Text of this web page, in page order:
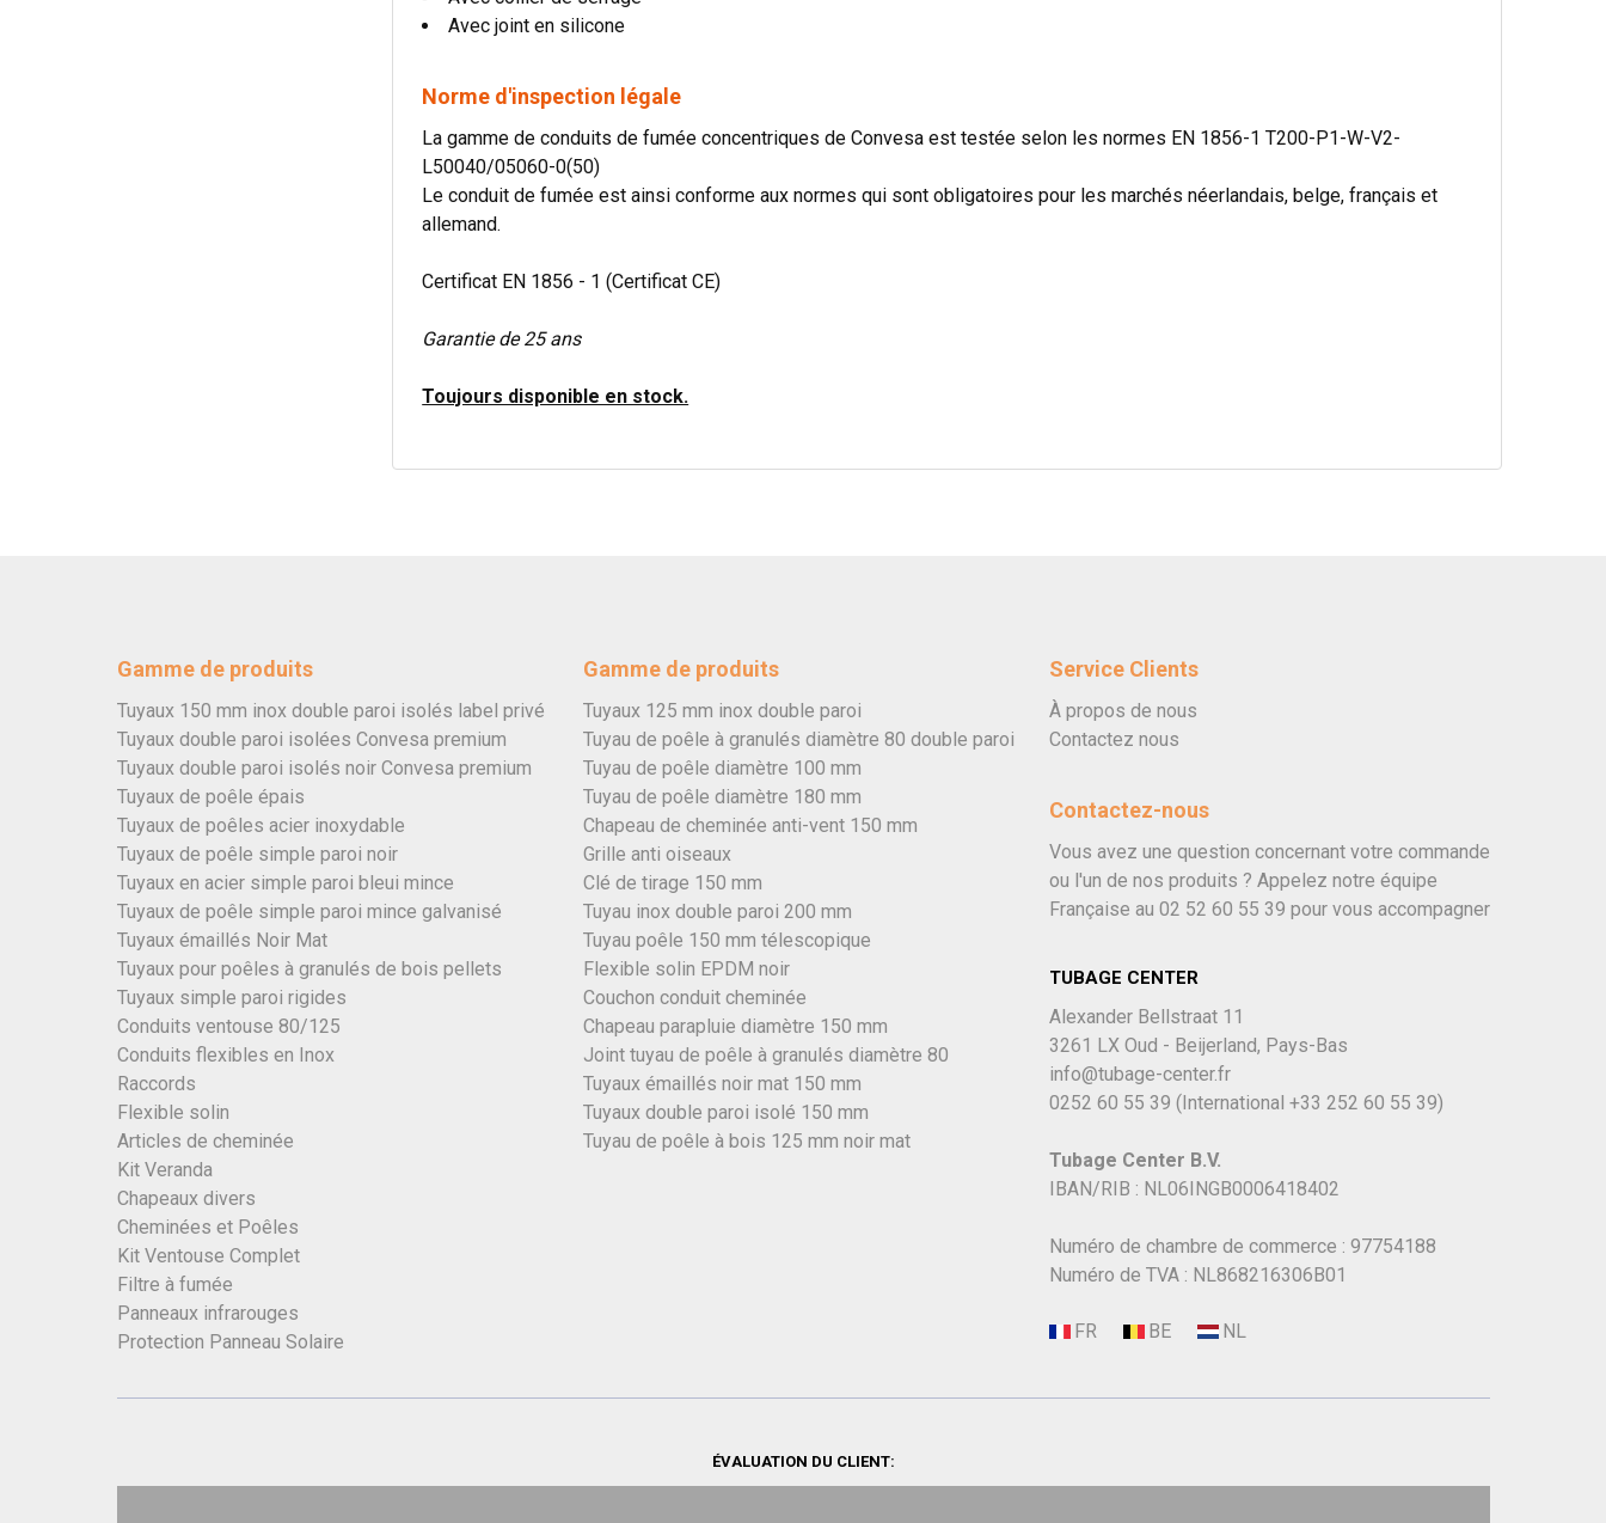
Avec joint en silicone
Norme d'inspection légale
La gamme de conduits de fumée concentriques de Convesa est testée selon les normes EN 1856-1 T200-P1-W-V2-
L50040/05060-0(50)
Le conduit de fumée est ainsi conforme aux normes qui sont obligatoires pour les marchés néerlandais, belge, français et
allemand.
Certificat EN 1856 - 1 (Certificat CE)
Garantie de 25 ans
Toujours disponible en stock.
Gamme de produits
Tuyaux 150 mm inox double paroi isolés label privé
Tuyaux double paroi isolées Convesa premium
Tuyaux double paroi isolés noir Convesa premium
Tuyaux de poêle épais
Tuyaux de poêles acier inoxydable
Tuyaux de poêle simple paroi noir
Tuyaux en acier simple paroi bleui mince
Tuyaux de poêle simple paroi mince galvanisé
Tuyaux émaillés Noir Mat
Tuyaux pour poêles à granulés de bois pellets
Tuyaux simple paroi rigides
Conduits ventouse 80/125
Conduits flexibles en Inox
Raccords
Flexible solin
Articles de cheminée
Kit Veranda
Chapeaux divers
Cheminées et Poêles
Kit Ventouse Complet
Filtre à fumée
Panneaux infrarouges
Protection Panneau Solaire
Gamme de produits
Tuyaux 125 mm inox double paroi
Tuyau de poêle à granulés diamètre 80 double paroi
Tuyau de poêle diamètre 100 mm
Tuyau de poêle diamètre 180 mm
Chapeau de cheminée anti-vent 150 mm
Grille anti oiseaux
Clé de tirage 150 mm
Tuyau inox double paroi 200 mm
Tuyau poêle 150 mm télescopique
Flexible solin EPDM noir
Couchon conduit cheminée
Chapeau parapluie diamètre 150 mm
Joint tuyau de poêle à granulés diamètre 80
Tuyaux émaillés noir mat 150 mm
Tuyaux double paroi isolé 150 mm
Tuyau de poêle à bois 125 mm noir mat
Service Clients
À propos de nous
Contactez nous
Contactez-nous
Vous avez une question concernant votre commande
ou l'un de nos produits ? Appelez notre équipe
Française au 02 52 60 55 39 pour vous accompagner
TUBAGE CENTER
Alexander Bellstraat 11
3261 LX Oud - Beijerland, Pays-Bas
info@tubage-center.fr
0252 60 55 39 (International +33 252 60 55 39)
Tubage Center B.V.
IBAN/RIB : NL06INGB0006418402
Numéro de chambre de commerce : 97754188
Numéro de TVA : NL868216306B01
ÉVALUATION DU CLIENT: